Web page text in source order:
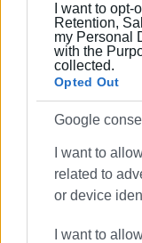
I want to
Retention,
my Personal
with the
collected.
Opted Out
Google
I want to
related to
or device
I want to